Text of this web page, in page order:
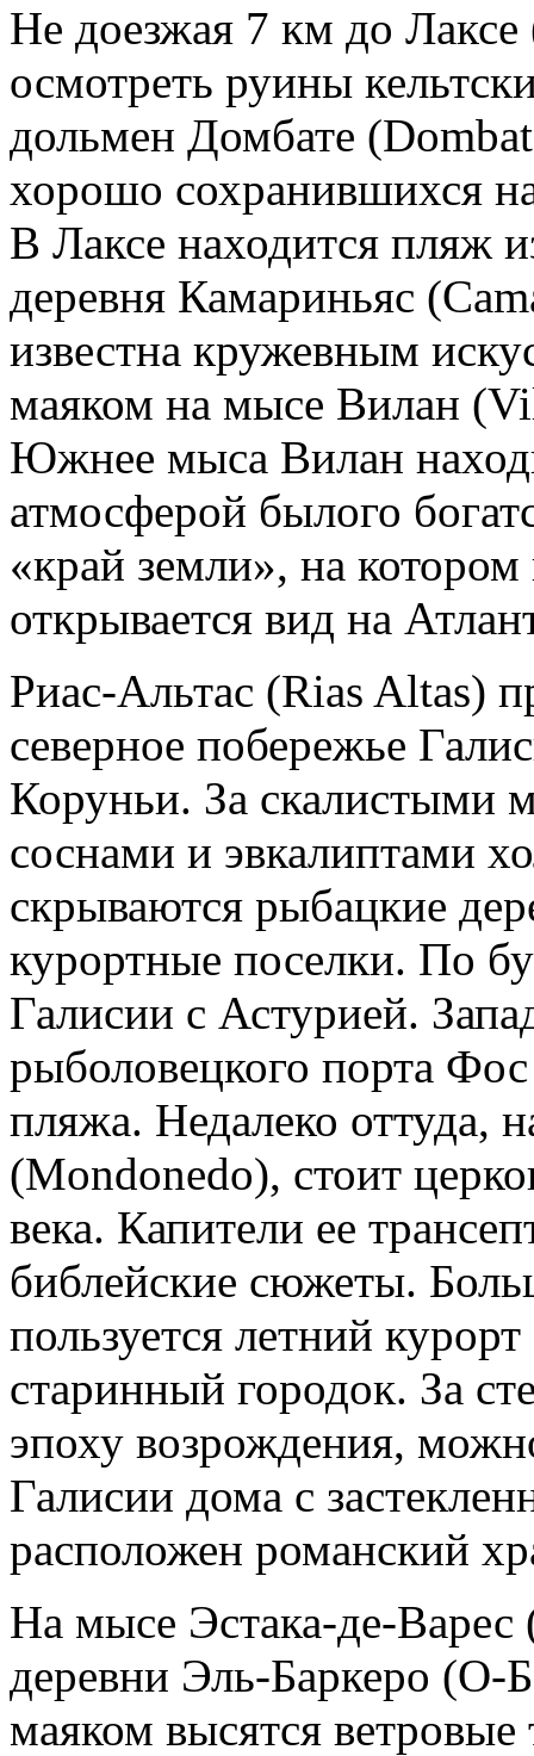
Не доезжая 7 км до
осмотреть руины
дольмен Домбате
хорошо сохранившихся
В Лаксе находится пляж
деревня Камариньяс
известна кружевным
маяком на мысе Вилан
Южнее мыса Вилан
атмосферой былого
«край земли», на
открывается вид на
Риас-Альтас (Rias Altas)
северное побережье
Коруньи. За скалистыми
соснами и эвкалиптами
скрываются рыбацкие
курортные поселки. По
Галисии с Астурией.
рыболовецкого порта
пляжа. Недалеко оттуда,
(Mondonedo), стоит
века. Капители ее
библейские сюжеты.
пользуется летний
старинный городок. За
эпоху возрождения,
Галисии дома с
расположен романский
На мысе Эстака-де-Варес
деревни Эль-Баркеро (О-
маяком высятся